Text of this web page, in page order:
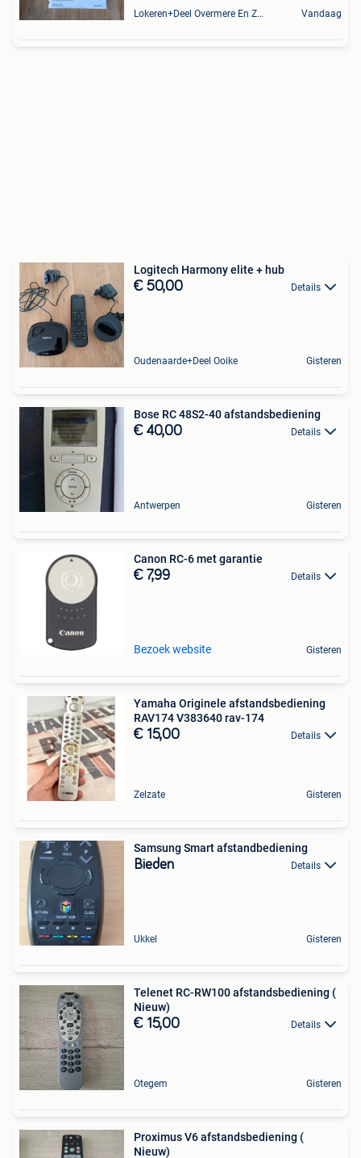
Lokeren+Deel Overmere En Zele Vandaag
Logitech Harmony elite + hub
€ 50,00 Details
Oudenaarde+Deel Ooike Gisteren
Bose RC 48S2-40 afstandsbediening
€ 40,00 Details
Antwerpen Gisteren
Canon RC-6 met garantie
€ 7,99 Details
Bezoek website Gisteren
Yamaha Originele afstandsbediening
RAV174 V383640 rav-174
€ 15,00 Details
Zelzate Gisteren
Samsung Smart afstandbediening
Bieden Details
Ukkel Gisteren
Telenet RC-RW100 afstandsbediening (
Nieuw)
€ 15,00 Details
Otegem Gisteren
Proximus V6 afstandsbediening (
Nieuw)